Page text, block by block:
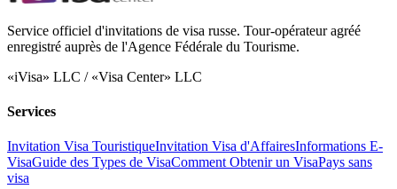
Service officiel d'invitations de visa russe. Tour-opérateur agréé
enregistré auprès de l'Agence Fédérale du Tourisme.
«iVisa» LLC / «Visa Center» LLC
Services
Invitation Visa TouristiqueInvitation Visa d'AffairesInformations E-
VisaGuide des Types de VisaComment Obtenir un VisaPays sans
visa